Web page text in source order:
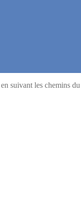
suivant les chemins